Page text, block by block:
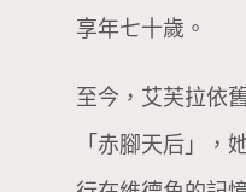
享年七十歲。
至今，艾芙拉依
「赤腳天后」，